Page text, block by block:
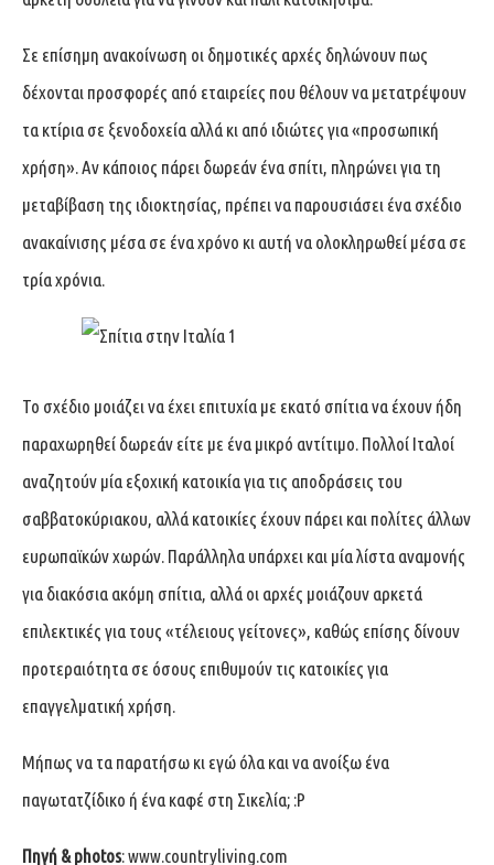
Σε επίσημη ανακοίνωση οι δημοτικές αρχές δηλώνουν πως
δέχονται προσφορές από εταιρείες που θέλουν να μετατρέψουν
τα κτίρια σε ξενοδοχεία αλλά κι από ιδιώτες για «προσωπική
χρήση». Αν κάποιος πάρει δωρεάν ένα σπίτι, πληρώνει για τη
μεταβίβαση της ιδιοκτησίας, πρέπει να παρουσιάσει ένα σχέδιο
ανακαίνισης μέσα σε ένα χρόνο κι αυτή να ολοκληρωθεί μέσα σε
τρία χρόνια.
Το σχέδιο μοιάζει να έχει επιτυχία με εκατό σπίτια να έχουν ήδη
παραχωρηθεί δωρεάν είτε με ένα μικρό αντίτιμο. Πολλοί Ιταλοί
αναζητούν μία εξοχική κατοικία για τις αποδράσεις του
σαββατοκύριακου, αλλά κατοικίες έχουν πάρει και πολίτες άλλων
ευρωπαϊκών χωρών. Παράλληλα υπάρχει και μία λίστα αναμονής
για διακόσια ακόμη σπίτια, αλλά οι αρχές μοιάζουν αρκετά
επιλεκτικές για τους «τέλειους γείτονες», καθώς επίσης δίνουν
προτεραιότητα σε όσους επιθυμούν τις κατοικίες για
επαγγελματική χρήση.
Μήπως να τα παρατήσω κι εγώ όλα και να ανοίξω ένα
παγωτατζίδικο ή ένα καφέ στη Σικελία; :P
Πηγή & photos:www.countryliving.com